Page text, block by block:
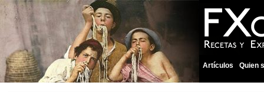
Artículos Quien